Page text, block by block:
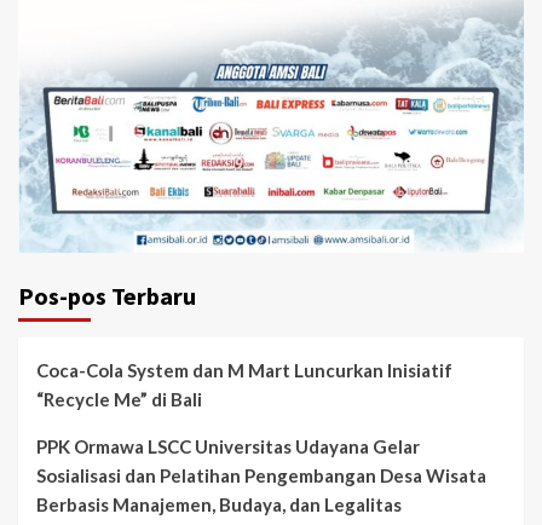
Pos-pos Terbaru
Coca-Cola System dan M Mart Luncurkan Inisiatif
“Recycle Me” di Bali
PPK Ormawa LSCC Universitas Udayana Gelar
Sosialisasi dan Pelatihan Pengembangan Desa Wisata
Berbasis Manajemen, Budaya, dan Legalitas